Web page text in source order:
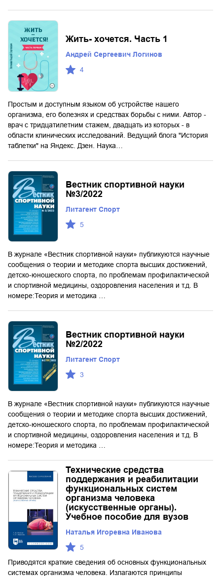
Жить- хочется. Часть 1
Андрей Сергеевич Логинов
4
Простым и доступным языком об устройстве нашего
организма, его болезнях и средствах борьбы с ними. Автор -
врач с тридцатилетним стажем, двадцать из которых - в
области клинических исследований. Ведущий блога "История
таблетки" на Яндекс. Дзен. Наука…
Вестник спортивной науки
№3/2022
Литагент Спорт
5
В журнале «Вестник спортивной науки» публикуются научные
сообщения о теории и методике спорта высших достижений,
детско-юношеского спорта, по проблемам профилактической
и спортивной медицины, оздоровления населения и т.д. В
номере:Теория и методика …
Вестник спортивной науки
№2/2022
Литагент Спорт
3
В журнале «Вестник спортивной науки» публикуются научные
сообщения о теории и методике спорта высших достижений,
детско-юношеского спорта, по проблемам профилактической
и спортивной медицины, оздоровления населения и т.д. В
номере:Теория и методика …
Технические средства
поддержания и реабилитации
функциональных систем
организма человека
(искусственные органы).
Учебное пособие для вузов
Наталья Игоревна Иванова
5
Приводятся краткие сведения об основных функциональных
системах организма человека. Излагаются принципы